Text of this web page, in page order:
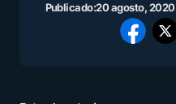
Publicado:20 agosto, 2020